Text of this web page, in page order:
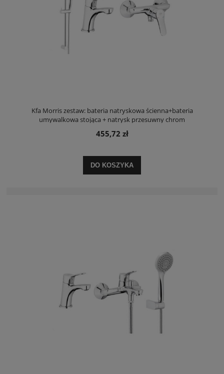
Kfa Morris zestaw: bateria natryskowa ścienna+bateria
umywalkowa stojąca + natrysk przesuwny chrom
455,72 zł
DO KOSZYKA